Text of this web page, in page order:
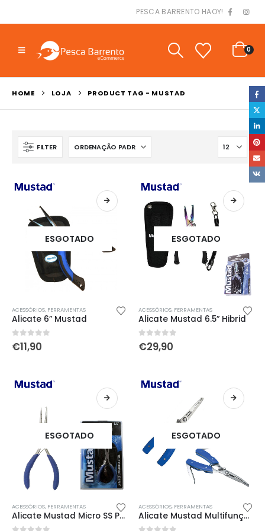
PESCA BARRENTO HAOY!
0
HOME LOJA PRODUCT TAG - MUSTAD
FILTER
ESGOTADO
ACESSÓRIOS, FERRAMENTAS
Alicate 6” Mustad
0out of 5
€11,90
ESGOTADO
ACESSÓRIOS, FERRAMENTAS
Alicate Mustad 6.5” Hibrid
0out of 5
€29,90
ESGOTADO
ACESSÓRIOS, FERRAMENTAS
Alicate Mustad Micro SS Plier
ESGOTADO
ACESSÓRIOS, FERRAMENTAS
Alicate Mustad Multifunções